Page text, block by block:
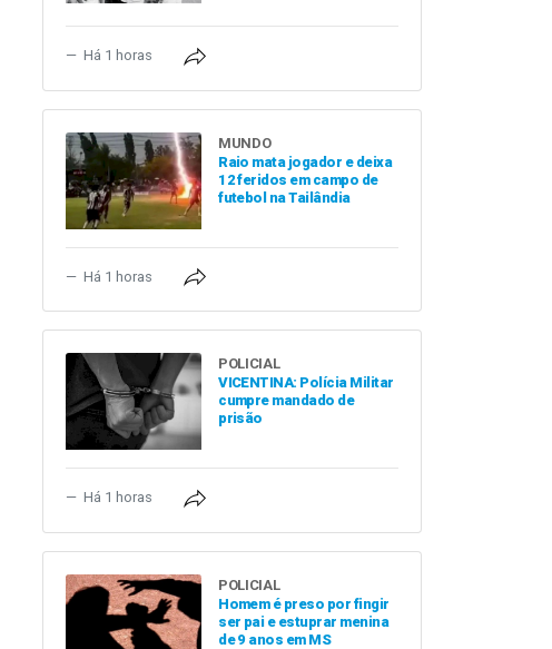
Há 1 horas
MUNDO
Raio mata jogador e deixa
12 feridos em campo de
futebol na Tailândia
Há 1 horas
POLICIAL
VICENTINA: Polícia Militar
cumpre mandado de
prisão
Há 1 horas
POLICIAL
Homem é preso por fingir
ser pai e estuprar menina
de 9 anos em MS